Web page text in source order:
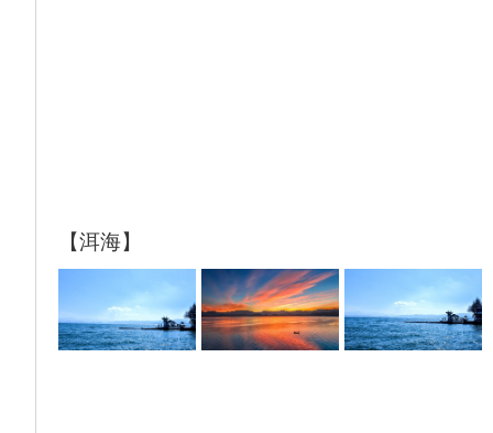
报名时需购买 ：儿童只要超过 1.4 米的身高
，都需要提前输单制团队卡（而且针对的对旅
行社输单制卡只能按成人票价格来结算），临
时现场补票是不保证贵宾的儿童能补到票的
，可能会出现家长有票 ，儿童只在雪山下等
【洱海】